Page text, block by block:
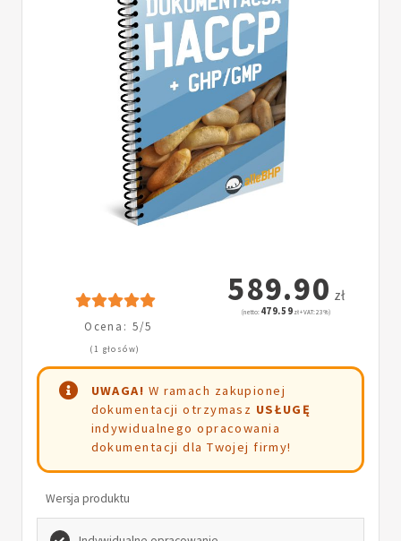
Ocena: 5/5
(1 głosów)
589.90 zł
(netto: 479.59 zł + VAT: 23%)
UWAGA! W ramach zakupionej
dokumentacji otrzymasz USŁUGĘ
indywidualnego opracowania
dokumentacji dla Twojej firmy!
Wersja produktu